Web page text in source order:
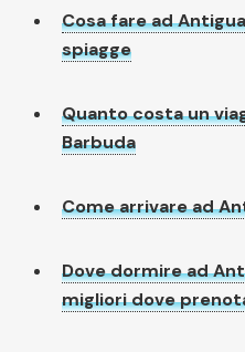
Cosa fare ad
spiagge
Quanto costa un
Barbuda
Come arrivare ad
Dove dormire ad
migliori dove